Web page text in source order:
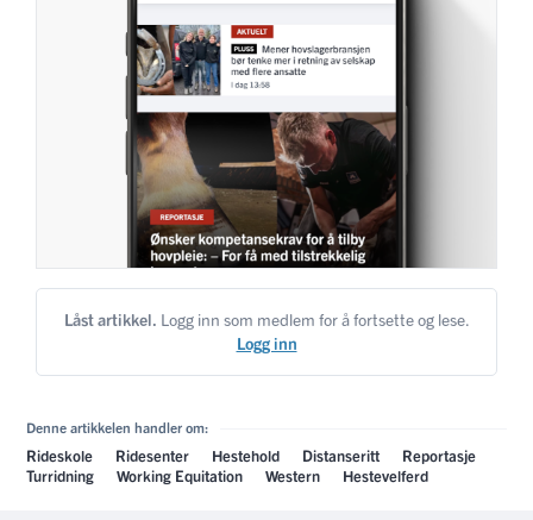
Låst artikkel. Logg inn som medlem for å fortsette og lese.
Logg inn
Denne artikkelen handler om:
Rideskole Ridesenter Hestehold Distanseritt
Reportasje
Turridning
Working Equitation Western Hestevelferd